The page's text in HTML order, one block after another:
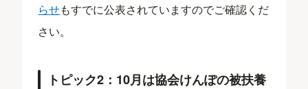
らせもすでに公表されていますのでご確認くだ
さい。
トピック2：10月は協会けんぽの被扶養